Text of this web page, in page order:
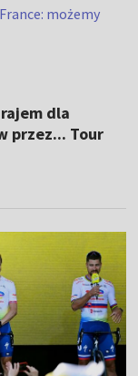
możemy
dla
przez... Tour